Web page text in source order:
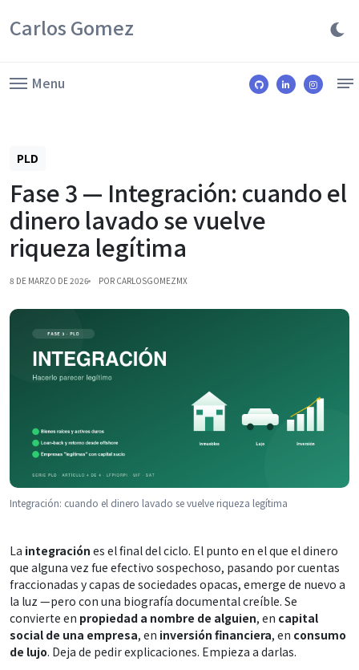
Carlos Gomez
Menu
PLD
Fase 3 — Integración: cuando el
dinero lavado se vuelve
riqueza legítima
8 DE MARZO DE 2026 POR CARLOSGOMEZMX
Integración: cuando el dinero lavado se vuelve riqueza legítima
La integración es el final del ciclo. El punto en el que el dinero
que alguna vez fue efectivo sospechoso, pasando por cuentas
fraccionadas y capas de sociedades opacas, emerge de nuevo a
la luz —pero con una biografía documental creíble. Se
convierte en propiedad a nombre de alguien, en capital
social de una empresa, en inversión financiera, en consumo
de lujo. Deja de pedir explicaciones. Empieza a darlas.